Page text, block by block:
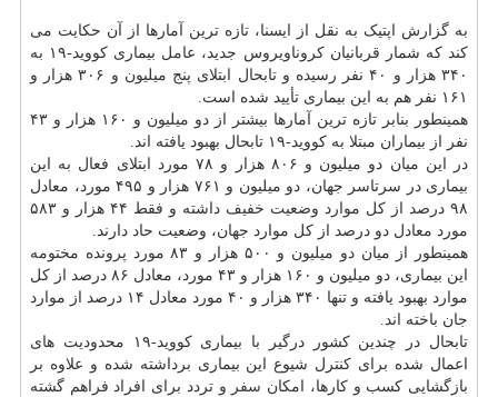
به گزارش اپتیک به نقل از ایسنا، تازه ترین آمارها از آن حکایت می
کند که شمار قربانیان کروناویروس جدید، عامل بیماری کووید-۱۹ به
۳۴۰ هزار و ۴۰ نفر رسیده و تابحال ابتلای پنج میلیون و ۳۰۶ هزار و
۱۶۱ نفر هم به این بیماری تأیید شده است.
همینطور بنابر تازه ترین آمارها بیشتر از دو میلیون و ۱۶۰ هزار و ۴۳
نفر از بیماران مبتلا به کووید-۱۹ تابحال بهبود یافته اند.
در این میان دو میلیون و ۸۰۶ هزار و ۷۸ مورد ابتلای فعال به این
بیماری در سرتاسر جهان، دو میلیون و ۷۶۱ هزار و ۴۹۵ مورد، معادل
۹۸ درصد از کل موارد وضعیت خفیف داشته و فقط ۴۴ هزار و ۵۸۳
مورد معادل دو درصد از کل موارد جهان، وضعیت حاد دارند.
همینطور از میان دو میلیون و ۵۰۰ هزار و ۸۳ مورد پرونده مختومه
این بیماری، دو میلیون و ۱۶۰ هزار و ۴۳ مورد، معادل ۸۶ درصد از کل
موارد بهبود یافته و تنها ۳۴۰ هزار و ۴۰ مورد معادل ۱۴ درصد از موارد
جان باخته اند.
تابحال در چندین کشور درگیر با بیماری کووید-۱۹ محدودیت های
اعمال شده برای کنترل شیوع این بیماری برداشته شده و علاوه بر
بازگشایی کسب و کارها، امکان سفر و تردد برای افراد فراهم گشته